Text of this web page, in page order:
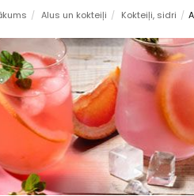
/ Alus un kokteiļi / Kokteiļi, sidri /